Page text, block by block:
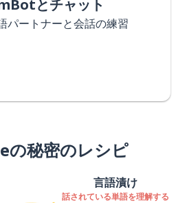
とチャット
パートナーと会話の練習
の秘密のレシピ
言語漬け
話されている単語を理解する